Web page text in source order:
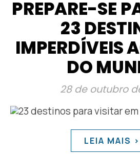
PREPARE-SE
23
IMPERDÍVEIS
DO
28 de outubro
LEIA MAIS